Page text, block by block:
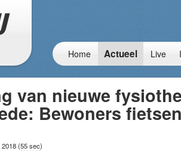
Home Actueel Live
van nieuwe
Bewoners
(55 sec)